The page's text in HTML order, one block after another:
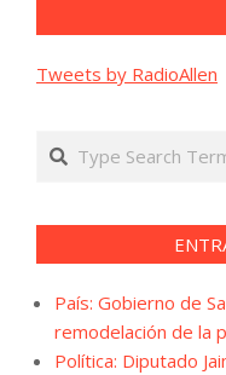
Tweets by RadioAllen
Search
País: Gobierno de
remodelación de la
Política: Diputado